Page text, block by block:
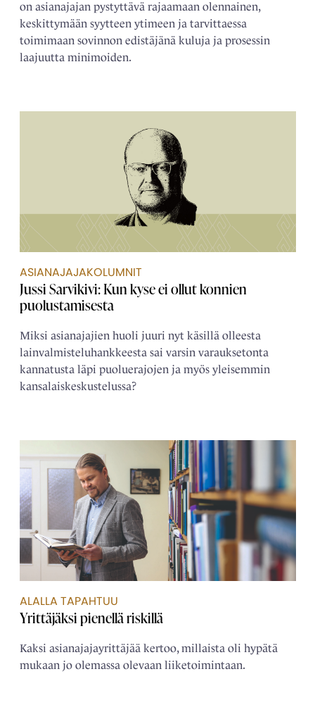
on asianajajan pystyttävä rajaamaan olennainen,
keskittymään syytteen ytimeen ja tarvittaessa
toimimaan sovinnon edistäjänä kuluja ja prosessin
laajuutta minimoiden.
ASIANAJAJAKOLUMNIT
Jussi Sarvikivi: Kun kyse ei ollut konnien
puolustamisesta
Miksi asianajajien huoli juuri nyt käsillä olleesta
lainvalmisteluhankkeesta sai varsin varauksetonta
kannatusta läpi puoluerajojen ja myös yleisemmin
kansalaiskeskustelussa?
ALALLA TAPAHTUU
Yrittäjäksi pienellä riskillä
Kaksi asianajajayrittäjää kertoo, millaista oli hypätä
mukaan jo olemassa olevaan liiketoimintaan.